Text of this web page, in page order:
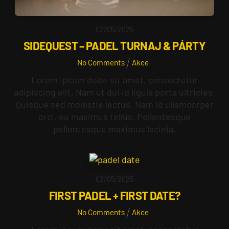
02/05/2025
SIDEQUEST – PADEL TURNAJ & PÁRTY
No Comments Akce
Lorem ipsum dolor sit amet, consectetur
adipiscing elit. Nam ut dui id ligula porta ultricies.
Quisque sed molestie lectus. Nam id ullamcorper
orci, eu maximus tellus. Pellentesque
pellentesque maximus lacinia.
02/05/2025
FIRST PADEL + FIRST DATE?
No Comments Akce